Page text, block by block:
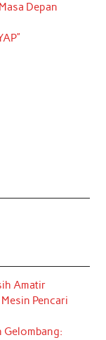
u
Depan
Amatir
Mesin Pencari
Gelombang: